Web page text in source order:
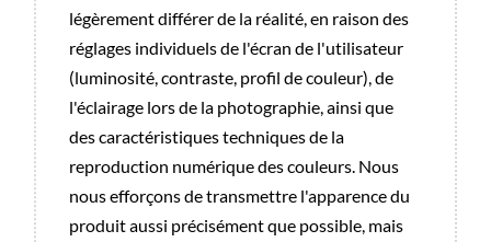
légèrement différer de la réalité, en raison des
réglages individuels de l'écran de l'utilisateur
(luminosité, contraste, profil de couleur), de
l'éclairage lors de la photographie, ainsi que
des caractéristiques techniques de la
reproduction numérique des couleurs. Nous
nous efforçons de transmettre l'apparence du
produit aussi précisément que possible, mais